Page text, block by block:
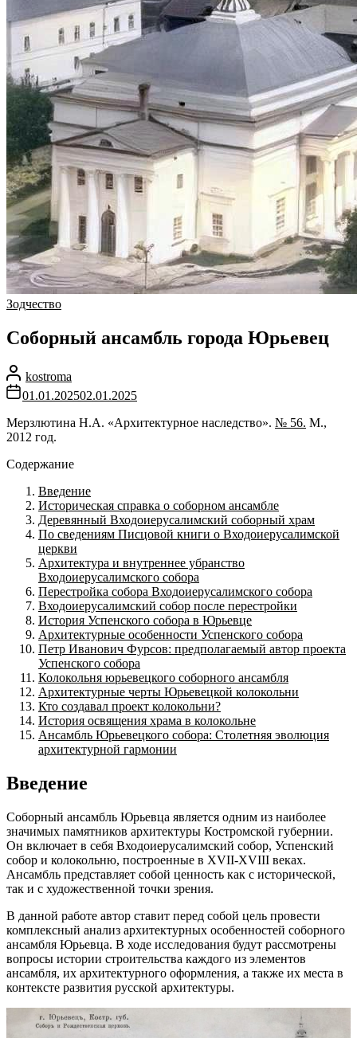
Зодчество
Соборный ансамбль города Юрьевец
kostroma
01.01.202502.01.2025
Мерзлютина Н.А. «Архитектурное наследство». № 56. М.,
2012 год.
Содержание
Введение
Историческая справка о соборном ансамбле
Деревянный Входоиерусалимский соборный храм
По сведениям Писцовой книги о Входоиерусалимской
церкви
Архитектура и внутреннее убранство
Входоиерусалимского собора
Перестройка собора Входоиерусалимского собора
Входоиерусалимский собор после перестройки
История Успенского собора в Юрьевце
Архитектурные особенности Успенского собора
Петр Иванович Фурсов: предполагаемый автор проекта
Успенского собора
Колокольня юрьевецкого соборного ансамбля
Архитектурные черты Юрьевецкой колокольни
Кто создавал проект колокольни?
История освящения храма в колокольне
Ансамбль Юрьевецкого собора: Столетняя эволюция
архитектурной гармонии
Введение
Соборный ансамбль Юрьевца является одним из наиболее
значимых памятников архитектуры Костромской губернии.
Он включает в себя Входоиерусалимский собор, Успенский
собор и колокольню, построенные в XVII-XVIII веках.
Ансамбль представляет собой ценность как с исторической,
так и с художественной точки зрения.
В данной работе автор ставит перед собой цель провести
комплексный анализ архитектурных особенностей соборного
ансамбля Юрьевца. В ходе исследования будут рассмотрены
вопросы истории строительства каждого из элементов
ансамбля, их архитектурного оформления, а также их места в
контексте развития русской архитектуры.